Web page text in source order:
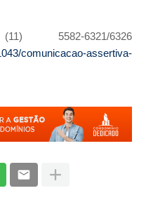
5582-6321/6326
comunicacao-assertiva-